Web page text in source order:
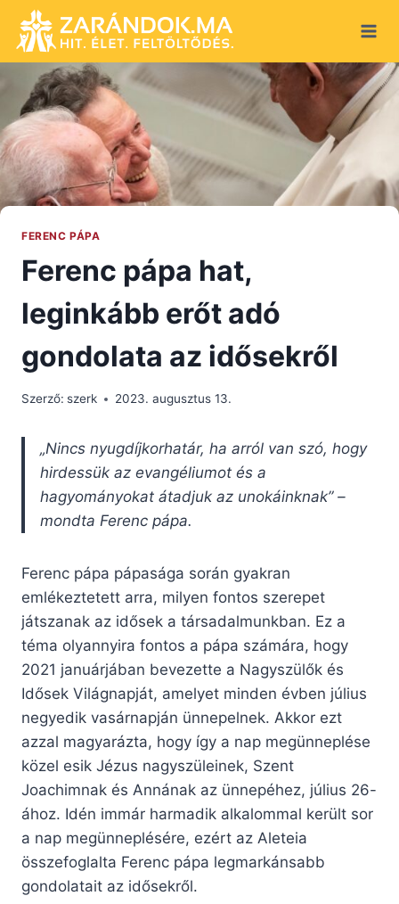
content
FERENC PÁPA
Ferenc pápa hat,
leginkább erőt adó
gondolata az idősekről
Szerző: szerk 2023. augusztus 13.
„Nincs nyugdíjkorhatár, ha arról van szó, hogy
hirdessük az evangéliumot és a
hagyományokat átadjuk az unokáinknak” –
mondta Ferenc pápa.
Ferenc pápa pápasága során gyakran
emlékeztetett arra, milyen fontos szerepet
játszanak az idősek a társadalmunkban. Ez a
téma olyannyira fontos a pápa számára, hogy
2021 januárjában bevezette a Nagyszülők és
Idősek Világnapját, amelyet minden évben július
negyedik vasárnapján ünnepelnek. Akkor ezt
azzal magyarázta, hogy így a nap megünneplése
közel esik Jézus nagyszüleinek, Szent
Joachimnak és Annának az ünnepéhez, július 26-
ához. Idén immár harmadik alkalommal került sor
a nap megünneplésére, ezért az Aleteia
összefoglalta Ferenc pápa legmarkánsabb
gondolatait az idősekről.